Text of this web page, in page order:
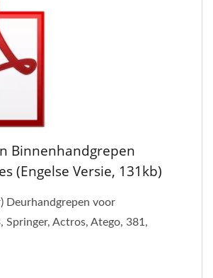
Binnenhandgrepen
(Engelse Versie, 131kb)
Deurhandgrepen voor
Springer, Actros, Atego, 381,